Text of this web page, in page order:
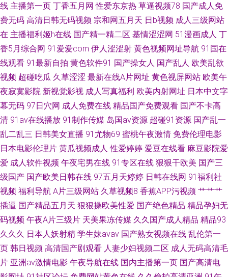
拍 三级黄色官网 99草视频在线 老湿机午夜剧场 五月婷姐你们 91看视频 超
碰在线人人人摸 老湿69福利 午夜成人在线永久 91免费图片素材网站 高清精
本va在线网站 1024老司机看片 91在线超碰到 黑丝巨乳 超碰免费91 日本不
卡一二三区 91论坛26 东方四虎一区二区三区 欧美亚洲成人网站在线 91看片
成人免费在线 丰满少妇一区二区三区 欧美专区在线 欧美成人性 国产精品成
人一区二区 亚洲色图精品一区 日朝大片
线 主播第一页 丁香五月网 性爱东京热 草逼视频78 国产成人免
费无码 高清日韩无码视频 宗和网五月天 日b视频 成人三级网站
在 主播福利姬h在线 国产精一精二区 基情涩涩网 51漫画成人 丁
香5月综合网 91爱爱com 伊人涩涩射 黄色视频网址导航 91国在
线观看 91最新自拍 黄色软件91 国产操女人 国产乱人 欧美乱欲
视频 超碰吃瓜 久草涩涩 最新在线A片网址 黄色视屏网站 欧美午
夜寂寞影院 新视觉影视 成人写真福利 欧美内射网址 日本中文字
幕无码 97日穴网 成人免费在线 精品国产免费观看 国产不卡高
清 91av在线播放 91制作传媒 岛国av资源 超碰91资源 国产乱一
乱二乱三 日韩美女直播 91尤物69 蜜桃午夜激情 免费伦理电影
日本电影伦理片 黄瓜视频成人 性爱婷婷 爱豆在线看 麻豆影院爱
爱 成人软件视频 午夜宅男在线 91专区在线 狠狠干欧美 国产三
级国产 国产欧美日韩在线 97五月天婷婷 日韩在线网 91福利社
视频 福利导航 A片三级网站 久草视频8 香蕉APP污视频 艹艹艹
插逼 国产精品五月天 狠狠操欧美性爱 国产绝色精品 精品孕妇无
码视频 午夜A片三级片 天美果冻传媒 久久国产成人精品 精品93
久久久 日本人妖射精 学生妹avav 国产熟女视频在线 乱伦第一
页 韩日视频 高清国产剧观看 人妻少妇视频二区 成人无码高清毛
片 亚洲av激情电影 午夜导航在线 国内主播第一页 国产高清电